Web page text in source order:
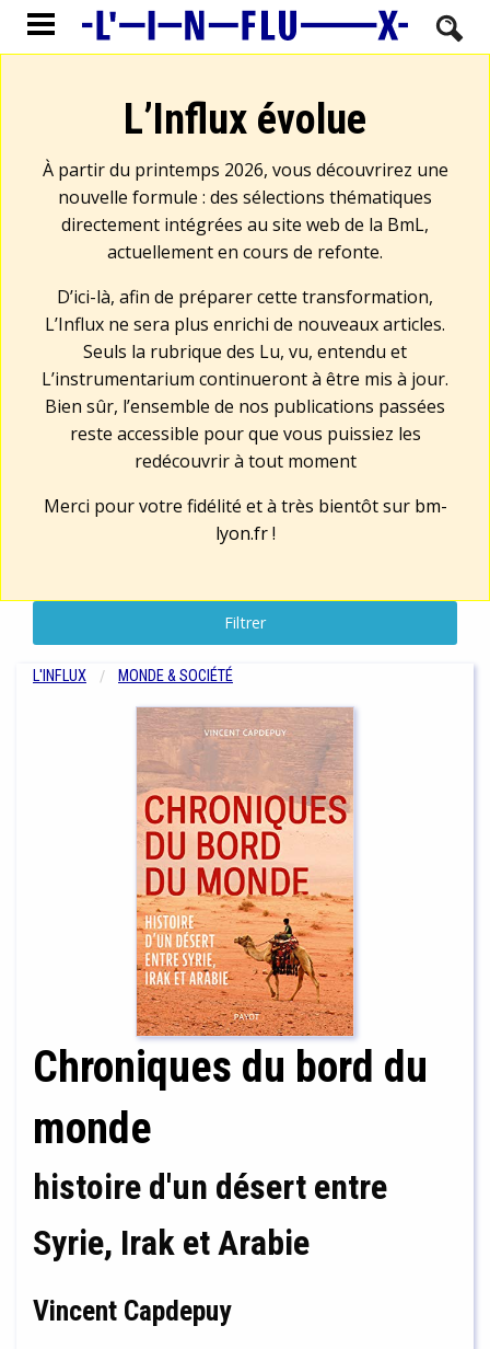
L’Influx évolue
À partir du printemps 2026, vous découvrirez une
nouvelle formule : des sélections thématiques
directement intégrées au site web de la BmL,
actuellement en cours de refonte.
D’ici-là, afin de préparer cette transformation,
L’Influx ne sera plus enrichi de nouveaux articles.
Seuls la rubrique des Lu, vu, entendu et
L’instrumentarium continueront à être mis à jour.
Bien sûr, l’ensemble de nos publications passées
reste accessible pour que vous puissiez les
redécouvrir à tout moment
Merci pour votre fidélité et à très bientôt sur bm-
lyon.fr!
Filtrer
L'INFLUX MONDE & SOCIÉTÉ
Chroniques du bord du
monde
histoire d'un désert entre
Syrie, Irak et Arabie
Vincent Capdepuy